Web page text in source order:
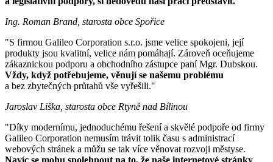
Ing. Roman Brand, starosta obce Spořice
"S firmou Galileo Corporation s.r.o. jsme velice spokojeni, její
produkty jsou kvalitní, velice nám pomáhají. Zároveň oceňujeme
zákaznickou podporu a obchodního zástupce paní Mgr. Dubskou.
Vždy, když potřebujeme, věnují se našemu problému
a bez zbytečných průtahů vše vyřešili."
Jaroslav Liška, starosta obce Rtyně nad Bílinou
"Díky modernímu, jednoduchému řešení a skvělé podpoře od firmy
Galileo Corporation nemusím trávit tolik času s administrací
webových stránek a můžu se tak více věnovat rozvoji městyse.
Navíc se mohu spolehnout na to, že naše internetové stránky